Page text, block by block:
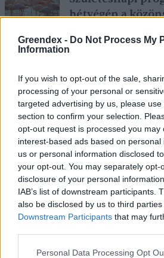
Greendex - Do Not Process My
Information
If you wish to opt-out of the sale,
processing of your personal or
targeted advertising by us, please
section to confirm your selection.
opt-out request is processed you may
interest-based ads based on
us or personal information disclosed
your opt-out. You may separately opt-
disclosure of your personal
IAB’s list of downstream participants.
also be disclosed by us to third
Downstream Participants that may
Personal Data Processing Opt
hétvégén a
Szedd magad
a legjobb
SZEMLE